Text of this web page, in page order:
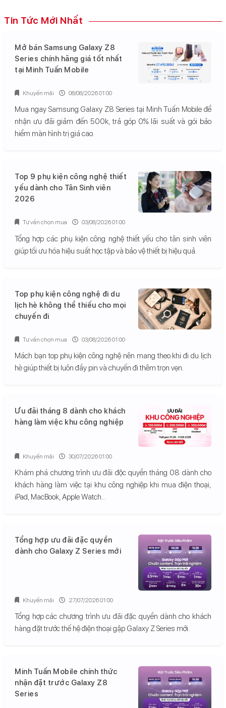
Tin Tức Mới Nhất
Mở bán Samsung Galaxy Z8
Series chính hãng giá tốt nhất
tại Minh Tuấn Mobile
Mua ngay Samsung Galaxy Z8 Series tại Minh Tuấn Mobile để
nhận ưu đãi giảm đến 500k, trả góp 0% lãi suất và gói bảo
hiểm màn hình trị giá cao.
Khuyến mãi 08/08/2026 01:00
Top 9 phụ kiện công nghệ thiết
yếu dành cho Tân Sinh viên
2026
Tổng hợp các phụ kiện công nghệ thiết yếu cho tân sinh viên
giúp tối ưu hóa hiệu suất học tập và bảo vệ thiết bị hiệu quả.
Tư vấn chọn mua 03/08/2026 01:00
Top phụ kiện công nghệ đi du
lịch hè không thể thiếu cho mọi
chuyến đi
Mách bạn top phụ kiện công nghệ nên mang theo khi đi du lịch
hè giúp thiết bị luôn đầy pin và chuyến đi thêm trọn vẹn.
Tư vấn chọn mua 03/08/2026 01:00
Ưu đãi tháng 8 dành cho khách
hàng làm việc khu công nghiệp
Khám phá chương trình ưu đãi độc quyền tháng 08 dành cho
khách hàng làm việc tại khu công nghiệp khi mua điện thoại,
iPad, MacBook, Apple Watch...
Khuyến mãi 30/07/2026 01:00
Tổng hợp ưu đãi đặc quyền
dành cho Galaxy Z Series mới
Tổng hợp các chương trình ưu đãi đặc quyền dành cho khách
hàng đặt trước thế hệ điện thoại gập Galaxy Z Series mới.
Khuyến mãi 27/07/2026 01:00
Minh Tuấn Mobile chính thức
nhận đặt trước Galaxy Z8
Series